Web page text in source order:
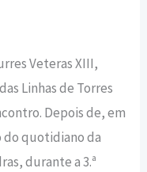
Veteras XIII,
Linhas de Torres
Depois de, em
do quotidiano da
durante a 3.ª